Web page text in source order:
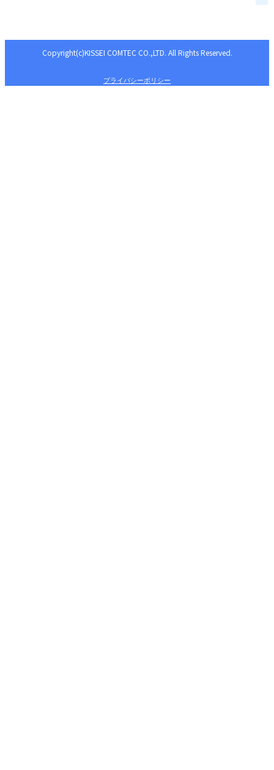
Copyright(c)KISSEI COMTEC CO.,LTD. All Rights Reserved.
プライバシーポリシー